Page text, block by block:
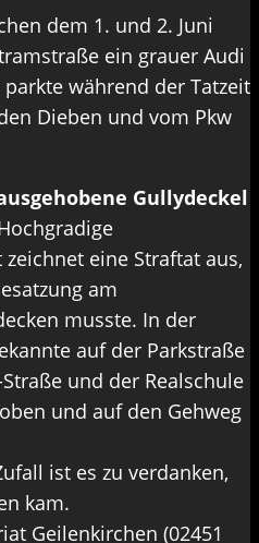
dem 1. und 2. Juni
ein grauer Audi
parkte während der Tatzeit
Dieben und vom Pkw
Gullydeckel
eine Straftat aus,
am
musste. In der
auf der Parkstraße
und der Realschule
und auf den Gehweg
ist es zu verdanken,
kam.
Geilenkirchen (02451